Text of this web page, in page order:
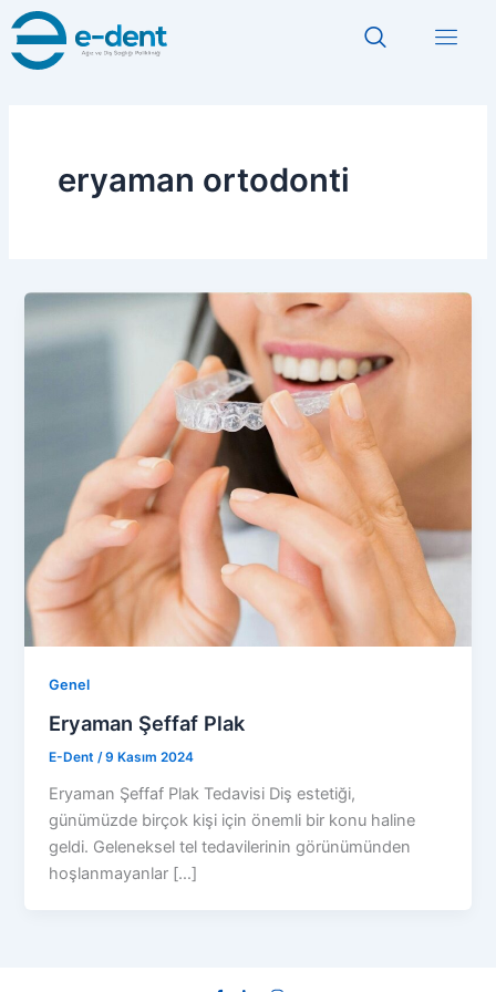
İçeriğe
atla
eryaman ortodonti
Genel
Eryaman Şeffaf Plak
E-Dent /9 Kasım 2024
Eryaman Şeffaf Plak Tedavisi Diş estetiği,
günümüzde birçok kişi için önemli bir konu haline
geldi. Geleneksel tel tedavilerinin görünümünden
hoşlanmayanlar […]